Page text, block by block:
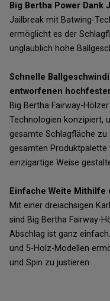
Big Bertha Power
Jailbreak mit Batwing-
ermöglicht es der
unglaublich hohe
Schnelle
entworfenen
Big Bertha Fairway-
Technologien konzipiert,
gesamte Schlagfläche
gesamten
einzigartige Weise
Einfache Weite
Mit einer dreiachsigen
sind Big Bertha Fairway-
Abschlag ist ganz
und 5-Holz-Modellen
und Spin zu justieren.